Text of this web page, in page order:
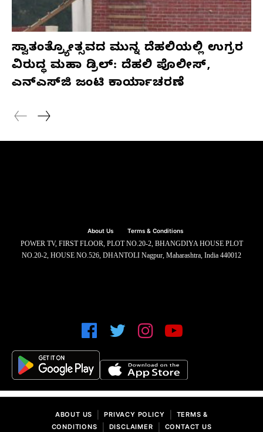
ಸ್ವಾತಂತ್ರ್ಯೋತ್ಸವದ ಮುನ್ನ ದೆಹಲಿಯಲ್ಲಿ ಉಗ್ರರ
ವಿರುದ್ಧ ಮಹಾ ಡ್ರಿಲ್: ದೆಹಲಿ ಪೊಲೀಸ್,
ಎನ್‌ಎಸ್‌ಜಿ ಜಂಟಿ ಕಾರ್ಯಾಚರಣೆ
About Us Terms & Conditions
POWER TV, FIRST FLOOR, PLOT NO.20-2, BHANGDIYA HOUSE PLOT
NO.20-2, HOUSE NO.526, DHANTOLI Nagpur, Maharashtra, India 440012
ABOUT US PRIVACY POLICY
TERMS &
CONDITIONS
DISCLAIMER CONTACT US